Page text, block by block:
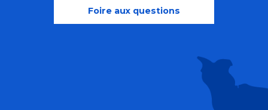
Foire aux questions